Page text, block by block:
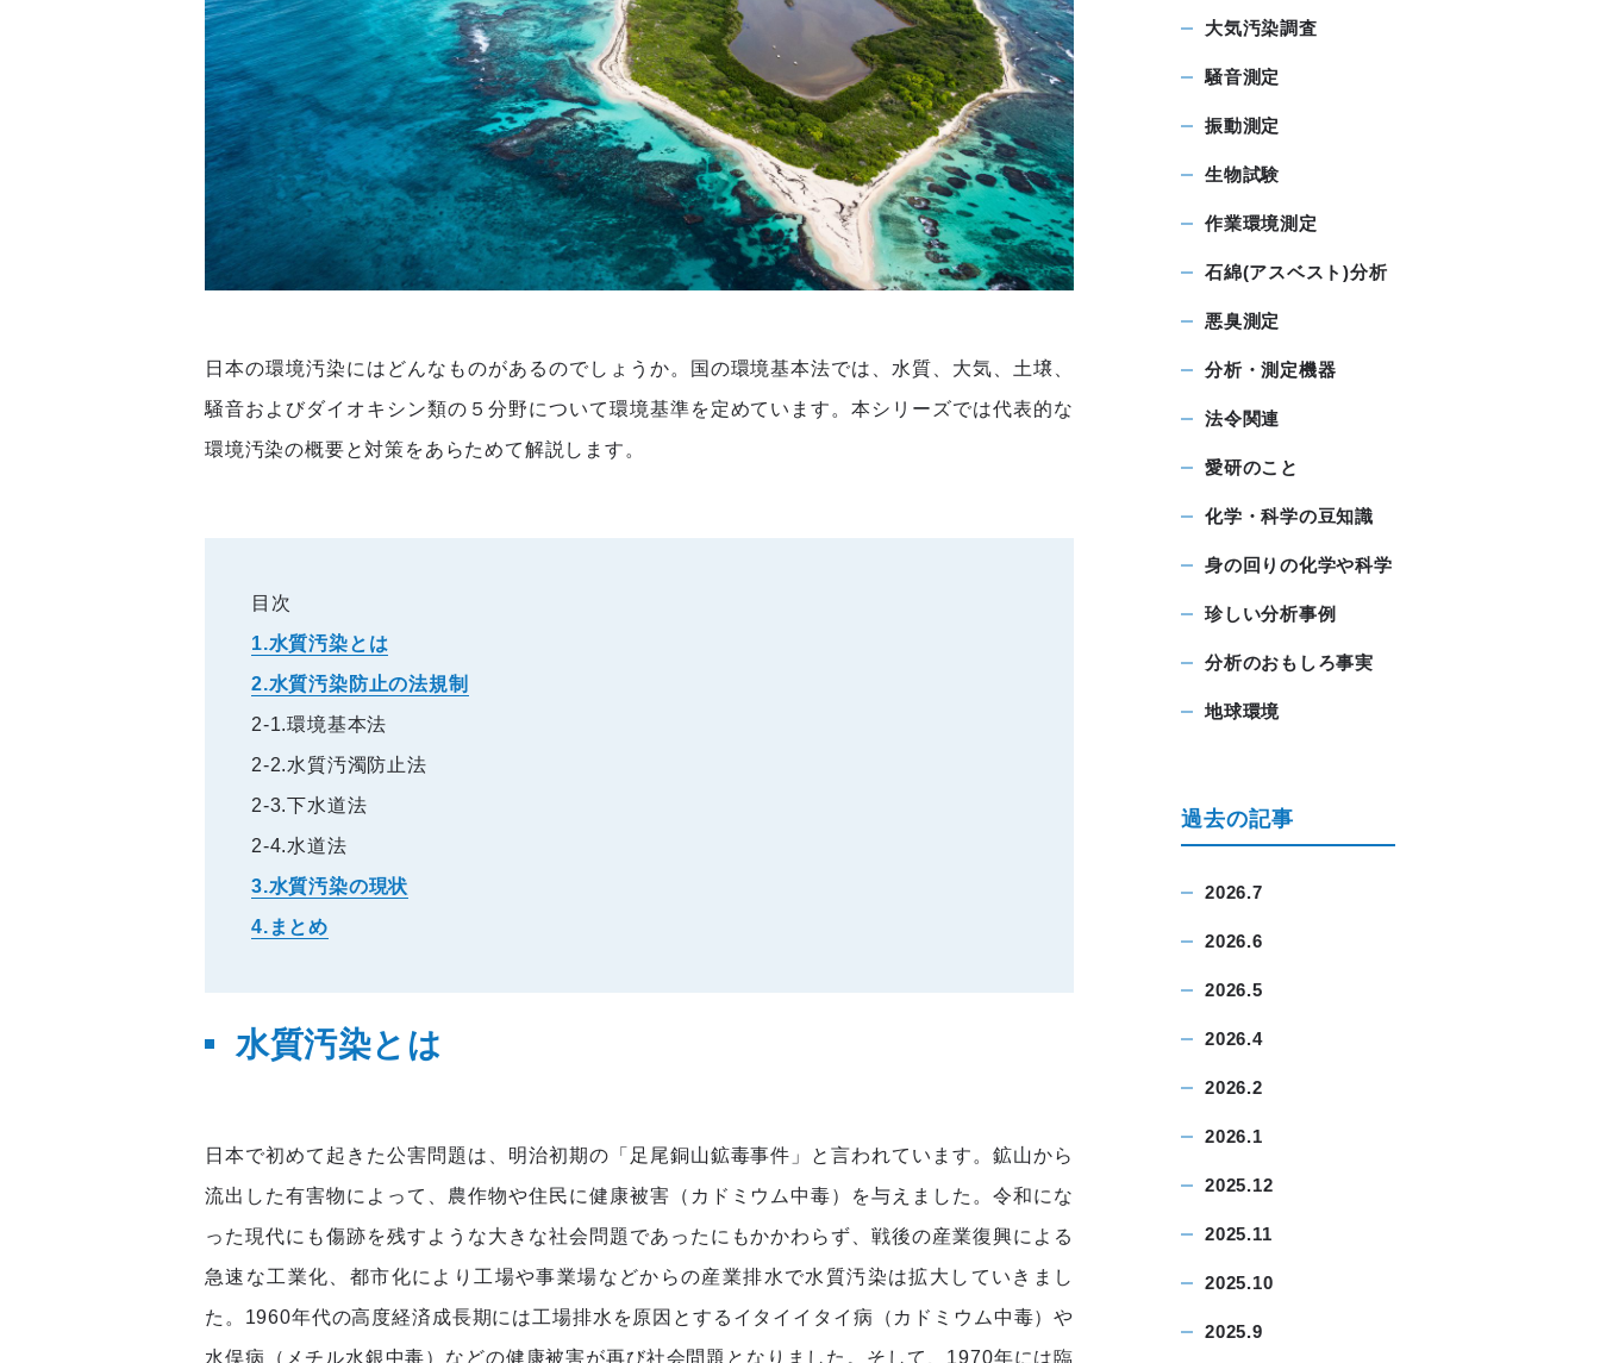
日本の環境汚染にはどんなものがあるのでしょうか。国の環境基本法では、水質、大気、土壌、
騒音およびダイオキシン類の５分野について環境基準を定めています。本シリーズでは代表的な
環境汚染の概要と対策をあらためて解説します。
目次
1.水質汚染とは
2.水質汚染防止の法規制
2-1.環境基本法
2-2.水質汚濁防止法
2-3.下水道法
2-4.水道法
3.水質汚染の現状
4.まとめ
水質汚染とは
日本で初めて起きた公害問題は、明治初期の「足尾銅山鉱毒事件」と言われています。鉱山から
流出した有害物によって、農作物や住民に健康被害（カドミウム中毒）を与えました。令和にな
った現代にも傷跡を残すような大きな社会問題であったにもかかわらず、戦後の産業復興による
急速な工業化、都市化により工場や事業場などからの産業排水で水質汚染は拡大していきまし
た。1960年代の高度経済成長期には工場排水を原因とするイタイイタイ病（カドミウム中毒）や
水俣病（メチル水銀中毒）などの健康被害が再び社会問題となりました。そして、1970年には臨
大気汚染調査
騒音測定
振動測定
生物試験
作業環境測定
石綿(アスベスト)分析
悪臭測定
分析・測定機器
法令関連
愛研のこと
化学・科学の豆知識
身の回りの化学や科学
珍しい分析事例
分析のおもしろ事実
地球環境
過去の記事
2026.7
2026.6
2026.5
2026.4
2026.2
2026.1
2025.12
2025.11
2025.10
2025.9